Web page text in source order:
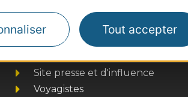
Tout accepter
Thermalisme
Business/Mice
Site presse et d'influence
Voyagistes